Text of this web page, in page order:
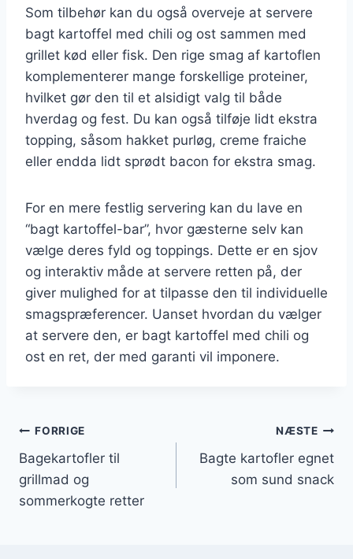
Som tilbehør kan du også overveje at servere
bagt kartoffel med chili og ost sammen med
grillet kød eller fisk. Den rige smag af kartoflen
komplementerer mange forskellige proteiner,
hvilket gør den til et alsidigt valg til både
hverdag og fest. Du kan også tilføje lidt ekstra
topping, såsom hakket purløg, creme fraiche
eller endda lidt sprødt bacon for ekstra smag.
For en mere festlig servering kan du lave en
“bagt kartoffel-bar”, hvor gæsterne selv kan
vælge deres fyld og toppings. Dette er en sjov
og interaktiv måde at servere retten på, der
giver mulighed for at tilpasse den til individuelle
smagspræferencer. Uanset hvordan du vælger
at servere den, er bagt kartoffel med chili og
ost en ret, der med garanti vil imponere.
Indlægsnavigation
FORRIGE
Bagekartofler til
grillmad og
sommerkogte retter
NÆSTE
Bagte kartofler egnet
som sund snack